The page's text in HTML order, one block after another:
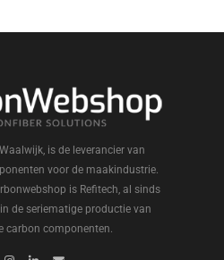
is de leverancier van
voor de maakindustrie.
is Refitech, al sinds
de seriematige productie van
carbon componenten.